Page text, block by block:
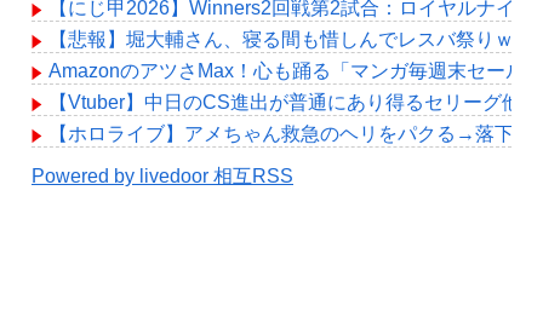
【にじ甲2026】Winners2回戦第2試合：ロイヤルナイ
【悲報】堀大輔さん、寝る間も惜しんでレスバ祭りｗ
AmazonのアツさMax！心も踊る「マンガ毎週末セール
【Vtuber】中日のCS進出が普通にあり得るセリーグ他
【ホロライブ】アメちゃん救急のヘリをパクる→落下【
Powered by livedoor 相互RSS